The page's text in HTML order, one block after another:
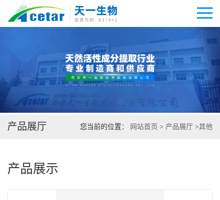
公司首页
公司介绍
公司动态
证书荣誉
产品展厅 您当前的位置： 网站首页 > 产品展厅 >其他
产品展示